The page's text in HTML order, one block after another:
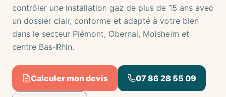
contrôler une installation gaz de plus de 15 ans avec
un dossier clair, conforme et adapté à votre bien
dans le secteur Piémont, Obernai, Molsheim et
centre Bas-Rhin.
Calculer mon devis 07 86 28 55 09